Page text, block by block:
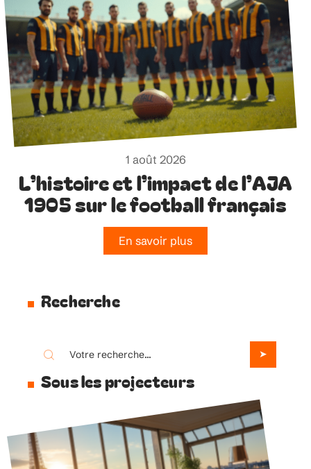
1 août 2026
L’histoire et l’impact de l’AJA
1905 sur le football français
En savoir plus
Recherche
Sous les projecteurs